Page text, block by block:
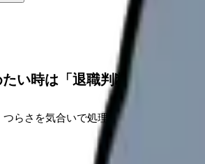
い時は「退職判断」の問題と
らさを気合いで処理することではあり